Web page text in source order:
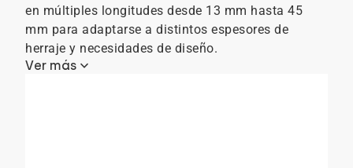
en múltiples longitudes desde 13 mm hasta 45
mm para adaptarse a distintos espesores de
herraje y necesidades de diseño.
Ver más keyboard_arrow_down